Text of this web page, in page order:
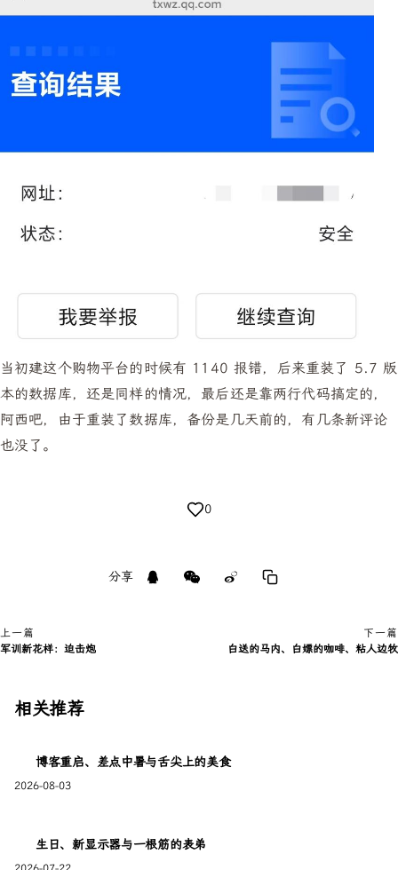
当初建这个购物平台的时候有 1140 报错，后来重装了 5.7 版
本的数据库，还是同样的情况，最后还是靠两行代码搞定的，
阿西吧，由于重装了数据库，备份是几天前的，有几条新评论
也没了。
0
分享
上一篇
军训新花样：迫击炮
下一篇
白送的马内、白嫖的咖啡、粘人边牧
相关推荐
博客重启、差点中暑与舌尖上的美食
2026-08-03
生日、新显示器与一根筋的表弟